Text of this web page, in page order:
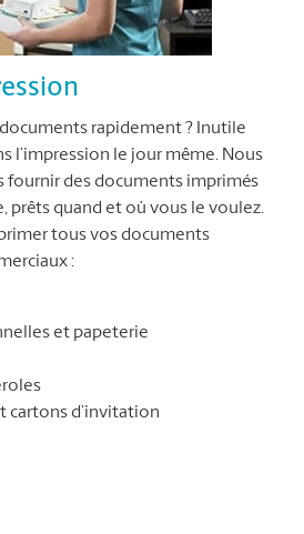
rapidement ? Inutile
l’impression le jour même. Nous
fournir des documents imprimés
prêts quand et où vous le voulez.
tous vos documents
:
et papeterie
cartons d’invitation